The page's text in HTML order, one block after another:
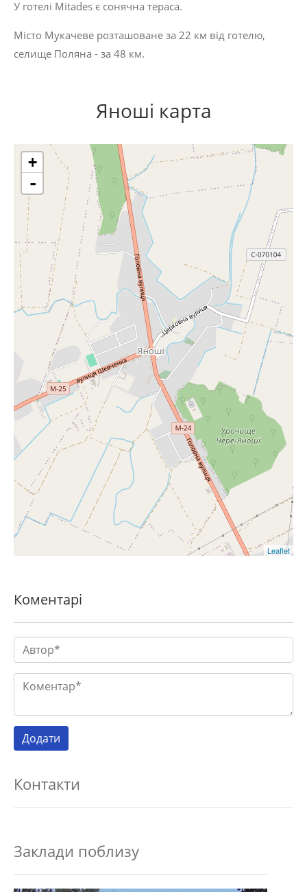
У готелі Mitades є сонячна тераса.
Місто Мукачеве розташоване за 22 км від готелю,
селище Поляна - за 48 км.
Яноші карта
+
-
Leaflet
Коментарі
Контакти
Заклади поблизу